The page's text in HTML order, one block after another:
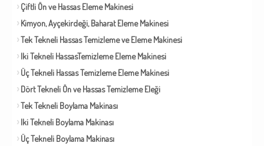
Çiftli Ön ve Hassas Eleme Makinesi
Kimyon, Ayçekirdeği, Baharat Eleme Makinesi
Tek Tekneli Hassas Temizleme ve Eleme Makinesi
Iki Tekneli HassasTemizleme Eleme Makinesi
Üç Tekneli Hassas Temizleme Eleme Makinesi
Dört Tekneli Ön ve Hassas Temizleme Eleği
Tek Tekneli Boylama Makinası
Iki Tekneli Boylama Makinası
Üç Tekneli Boylama Makinası